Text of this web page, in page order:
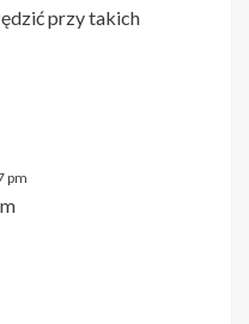
przy takich
pm